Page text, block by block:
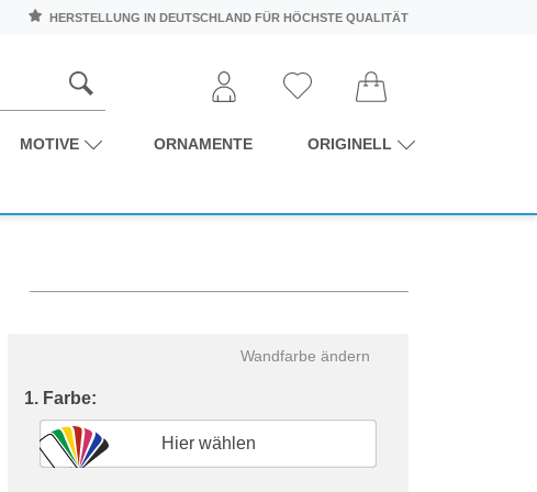
HERSTELLUNG IN DEUTSCHLAND FÜR HÖCHSTE QUALITÄT
MOTIVE ORNAMENTE ORIGINELL
Wandfarbe ändern
1. Farbe:
Hier wählen